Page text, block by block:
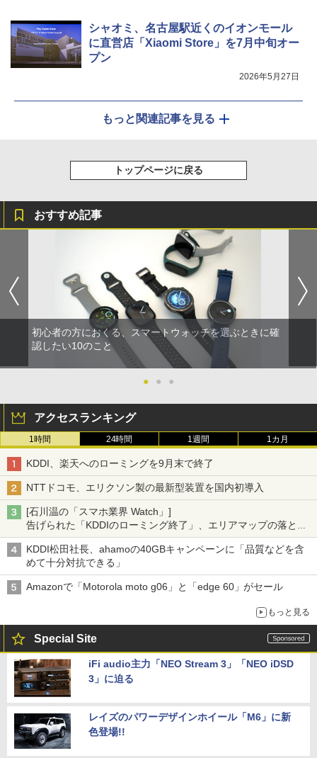
シャオミ、名古屋駅近くのイオンモール
に直営店「Xiaomi Store」を7月中旬オー
プン
2026年5月27日
もっと関連記事を見る
トップページに戻る
おすすめ記事
初心者の方におくる、スマートウォッチを選ぶときに確
認したい10のこと
● ● ●
アクセスランキング
1時間 24時間 1週間 1カ月
KDDI、楽天へのローミングを9月末で終了
NTTドコモ、エリクソン製の最新型装置を国内初導入
[石川温の「スマホ業界 Watch」]
告げられた「KDDIのローミング終了」、エリアマップの落とし
穴と楽天モバイルの課題
KDDI松田社長、ahamoの40GBキャンペーンに「品質などを含
めて十分対抗できる」
Amazonで「Motorola moto g06」と「edge 60」がセール
もっと見る
Special Site
iFi audio主力「NEO Stream 3」「NEO iDSD
3」に迫る
レイズのパワーデザインホイール「M6」に新
色登場!!